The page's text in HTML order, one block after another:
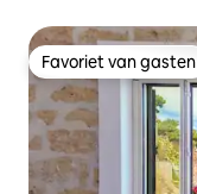
Favoriet van gasten
Favoriet van gasten